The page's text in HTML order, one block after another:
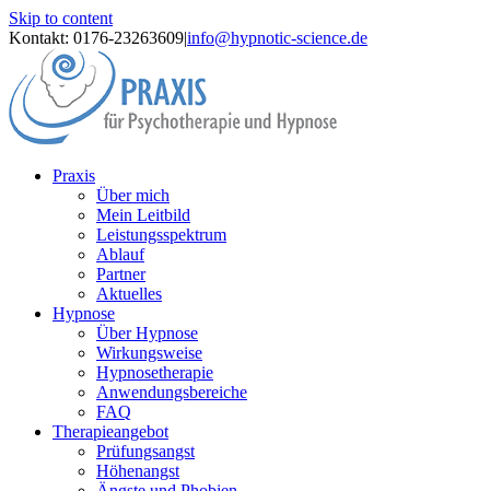
Skip to content
Kontakt: 0176-23263609|info@hypnotic-science.de
Praxis
Über mich
Mein Leitbild
Leistungsspektrum
Ablauf
Partner
Aktuelles
Hypnose
Über Hypnose
Wirkungsweise
Hypnosetherapie
Anwendungsbereiche
FAQ
Therapieangebot
Prüfungsangst
Höhenangst